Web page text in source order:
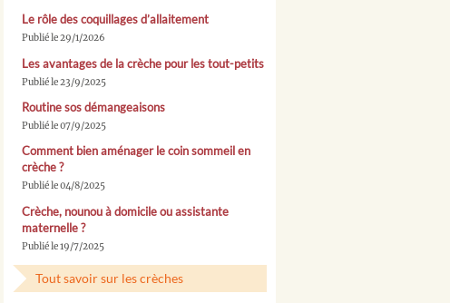
Le rôle des coquillages d’allaitement
Publié le 29/1/2026
Les avantages de la crèche pour les tout-petits
Publié le 23/9/2025
Routine sos démangeaisons
Publié le 07/9/2025
Comment bien aménager le coin sommeil en
crèche ?
Publié le 04/8/2025
Crèche, nounou à domicile ou assistante
maternelle ?
Publié le 19/7/2025
Tout savoir sur les crèches